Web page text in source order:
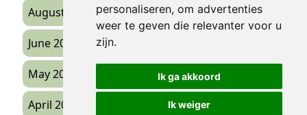
personaliseren, om advertenties
weer te geven die relevanter voor u
zijn.
Ik ga akkoord
Ik weiger
August 2025 (1)
June 2025 (2)
May 2025
April 2025